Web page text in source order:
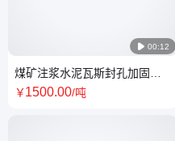
 00:12
煤矿注浆水泥瓦斯封孔加固石
膏基高性能膨胀材料无害无味
￥1500.00/吨